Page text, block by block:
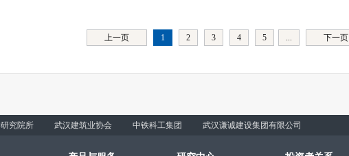
上一页 1 2 3 4 5 ... 下一页
究院所 武汉建筑业协会 中铁科工集团 武汉谦诚建设集团有限公司